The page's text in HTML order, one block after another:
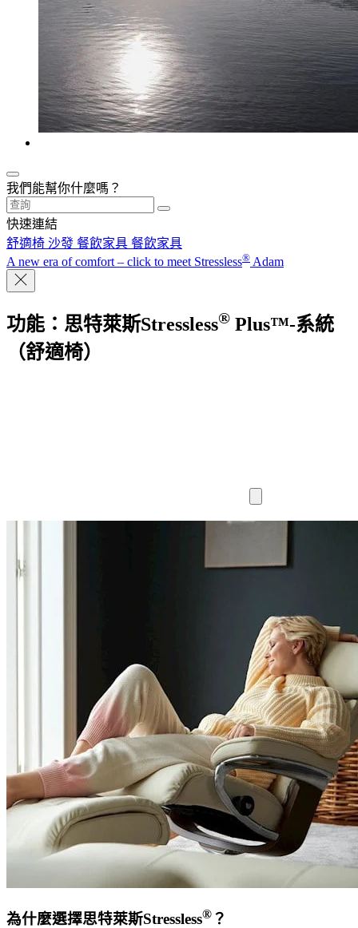
我們能幫你什麼嗎？
快速連結
舒適椅 沙發 餐飲家具 餐飲家具
A new era of comfort – click to meet Stressless® Adam
功能：思特萊斯Stressless® Plus™-系統
（舒適椅）
為什麼選擇思特萊斯Stressless® ？